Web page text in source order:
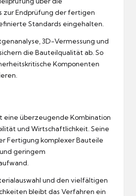
zur Endprüfung der fertigen
Standards eingehalten.
3D-Vermessung und
die Bauteilqualität ab. So
Komponenten
eine überzeugende Kombination
und Wirtschaftlichkeit. Seine
Fertigung komplexer Bauteile
geringem
und den vielfältigen
bleibt das Verfahren ein